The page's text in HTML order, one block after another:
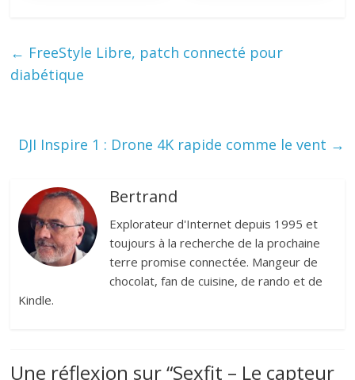
← FreeStyle Libre, patch connecté pour
diabétique
DJI Inspire 1 : Drone 4K rapide comme le vent →
Bertrand
Explorateur d'Internet depuis 1995 et
toujours à la recherche de la prochaine
terre promise connectée. Mangeur de
chocolat, fan de cuisine, de rando et de
Kindle.
Une réflexion sur “Sexfit – Le capteur